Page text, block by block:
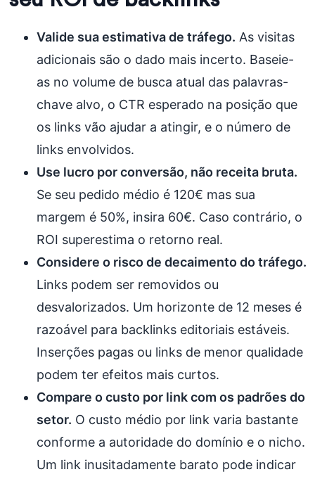
Valide sua estimativa de tráfego. As visitas
adicionais são o dado mais incerto. Baseie-
as no volume de busca atual das palavras-
chave alvo, o CTR esperado na posição que
os links vão ajudar a atingir, e o número de
links envolvidos.
Use lucro por conversão, não receita bruta.
Se seu pedido médio é 120€ mas sua
margem é 50%, insira 60€. Caso contrário, o
ROI superestima o retorno real.
Considere o risco de decaimento do tráfego.
Links podem ser removidos ou
desvalorizados. Um horizonte de 12 meses é
razoável para backlinks editoriais estáveis.
Inserções pagas ou links de menor qualidade
podem ter efeitos mais curtos.
Compare o custo por link com os padrões do
setor. O custo médio por link varia bastante
conforme a autoridade do domínio e o nicho.
Um link inusitadamente barato pode indicar